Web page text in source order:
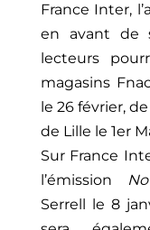
France Inter,
en avant de
lecteurs
magasins
le 26 février,
de Lille le 1er
Sur France
l’émission
Serrell le 8